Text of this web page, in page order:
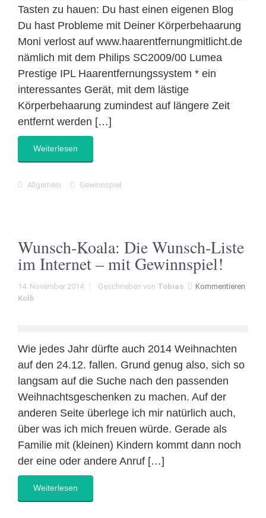
Tasten zu hauen: Du hast einen eigenen Blog
Du hast Probleme mit Deiner Körperbehaarung
Moni verlost auf www.haarentfernungmitlicht.de
nämlich mit dem Philips SC2009/00 Lumea
Prestige IPL Haarentfernungssystem * ein
interessantes Gerät, mit dem lästige
Körperbehaarung zumindest auf längere Zeit
entfernt werden […]
Weiterlesen
Allgemein Gewinnspiel
Wunsch-Koala: Die Wunsch-Liste
im Internet – mit Gewinnspiel!
14. November 2014 Kommentieren
Geschrieben von Tobias
Kolb
Wie jedes Jahr dürfte auch 2014 Weihnachten
auf den 24.12. fallen. Grund genug also, sich so
langsam auf die Suche nach den passenden
Weihnachtsgeschenken zu machen. Auf der
anderen Seite überlege ich mir natürlich auch,
über was ich mich freuen würde. Gerade als
Familie mit (kleinen) Kindern kommt dann noch
der eine oder andere Anruf […]
Weiterlesen